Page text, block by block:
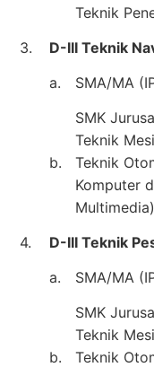
Teknik
3.
D-III Teknik
a.
SMA/MA
b.
SMK
Teknik
Teknik
Komputer
4.
D-III Teknik
a.
SMA/MA
b.
SMK
Teknik
Teknik